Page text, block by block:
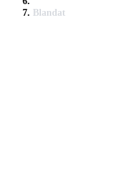
Blandat